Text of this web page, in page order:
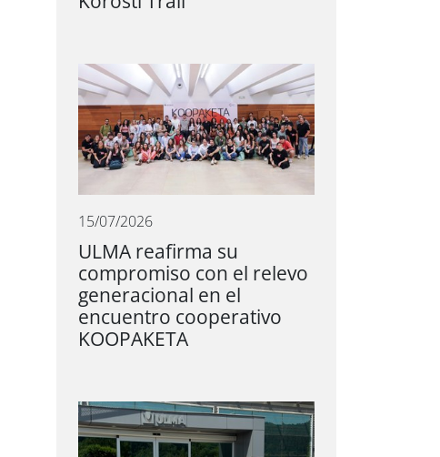
15/07/2026
ULMA reafirma su
compromiso con el relevo
generacional en el
encuentro cooperativo
KOOPAKETA